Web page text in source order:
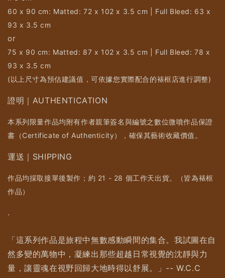
60 x 90 cm: Matted: 72 x 102 x 3.5 cm | Full Bleed: 63 x
93 x 3.5 cm
or
75 x 90 cm: Matted: 87 x 102 x 3.5 cm | Full Bleed: 78 x
93 x 3.5 cm
(以上尺寸為預估建議值，可依據您實際配合的裱框店進行調整)
證明｜AUTHENTICATION
本系列限量作品均附有作者親筆簽名與編號之數位微噴作品保證
書（Certificate of Authenticity），確保其藝術收藏價值。
運送｜SHIPPING
作品均採取接單後製作；約 21 - 28 個工作天出貨。（皆為裱框
作品）
.
「這系列作品是旅程中無數感動瞬間的集合。我試圖在自
然多變的萬物中，凝練出那些超越日常視覺的沈靜與力
量，讓靈魂在視野回歸大地時得以舒展。」-- W.C.C